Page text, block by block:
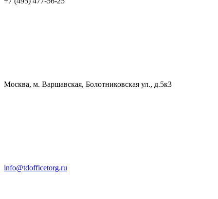
Москва, м. Варшавская, Болотниковская ул., д.5к3
info@tdofficetorg.ru